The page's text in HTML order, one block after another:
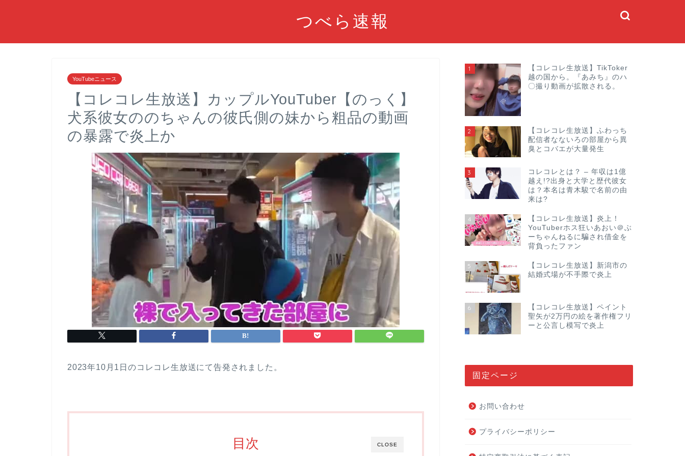
つべら速報
YouTubeニュース
【コレコレ生放送】カップルYouTuber【のっく】
犬系彼女ののちゃんの彼氏側の妹から粗品の動画
の暴露で炎上か
2023年10月1日のコレコレ生放送にて告発されました。
CLOSE
目次
1
【コレコレ生放送】TikToker
越の国から。『あみち』のハ
〇撮り動画が拡散される。
2
【コレコレ生放送】ふわっち
配信者なないろの部屋から異
臭とコバエが大量発生
3
コレコレとは？ – 年収は1億
越え!?出身と大学と歴代彼女
は？本名は青木駿で名前の由
来は?
4
【コレコレ生放送】炎上！
YouTuberホス狂いあおい＠ぶ
ーちゃんねるに騙され借金を
背負ったファン
5
【コレコレ生放送】新潟市の
結婚式場が不手際で炎上
6
【コレコレ生放送】ペイント
聖矢が2万円の絵を著作権フリ
ーと公言し模写で炎上
固定ページ
お問い合わせ
プライバシーポリシー